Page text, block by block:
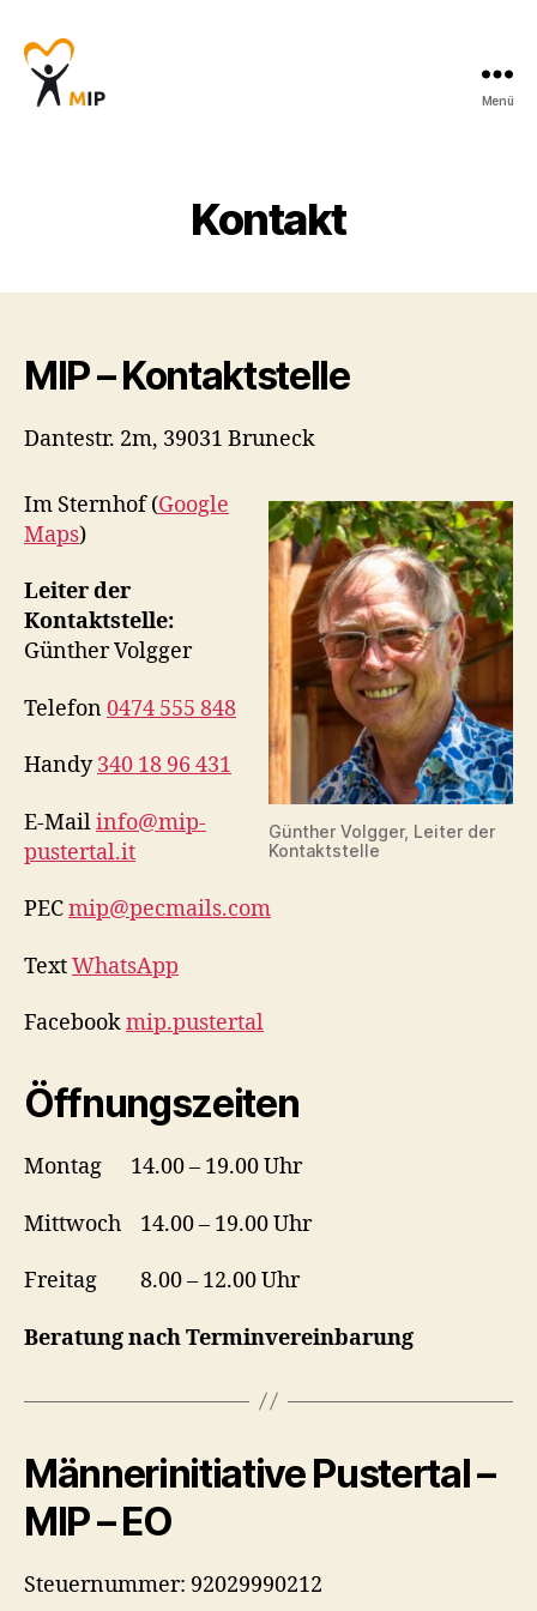
Menü
Kontakt
MIP – Kontaktstelle
Dantestr. 2m, 39031 Bruneck
Günther Volgger, Leiter der
Kontaktstelle
Im Sternhof (Google
Maps)
Leiter der
Kontaktstelle:
Günther Volgger
Telefon0474 555 848
Handy340 18 96 431
E-Mailinfo@mip-
pustertal.it
PECmip@pecmails.com
TextWhatsApp
Facebookmip.pustertal
Öffnungszeiten
Montag 14.00 – 19.00 Uhr
Mittwoch 14.00 – 19.00 Uhr
Freitag 8.00 – 12.00 Uhr
Beratung nach Terminvereinbarung
Männerinitiative Pustertal –
MIP – EO
Steuernummer: 92029990212